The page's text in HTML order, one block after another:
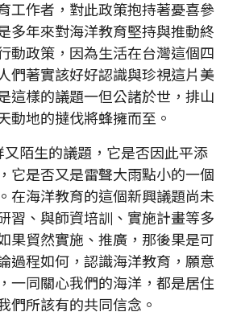
工作者，對此政策抱持著憂喜參
多年來對海洋教育堅持與推動終
動政策，因為生活在台灣這個四
們著實該好好認識與珍視這片美
這樣的議題一但公諸於世，排山
動地的撻伐將蜂擁而至。
陌生的議題，它是否因此平添
它是否又是雷聲大雨點小的一個
在海洋教育的這個新興議題尚未
習、與師資培訓、實施計畫等多
果貿然實施、推廣，那後果是可
過程如何，認識海洋教育，願意
一同關心我們的海洋，都是居住
們所該有的共同信念。